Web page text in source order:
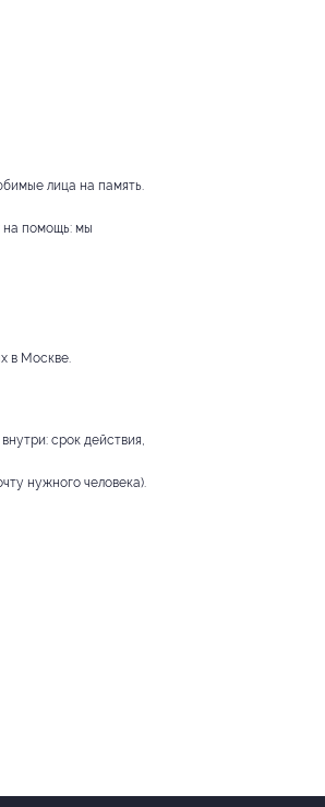
лица на память.
на помощь: мы
в Москве.
срок действия,
нужного человека).